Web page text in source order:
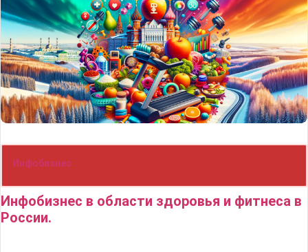
Инфобизнес
Инфобизнес в области здоровья и фитнеса в
России.